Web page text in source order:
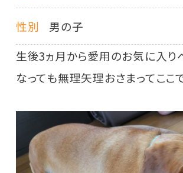
性別
男の子
生後3ヵ月から愛用のお気に入り
なっても無理矢理おさまってここ